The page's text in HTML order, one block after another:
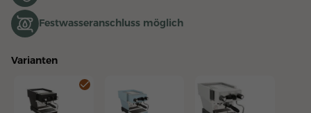
Festwasseranschluss möglich
Varianten